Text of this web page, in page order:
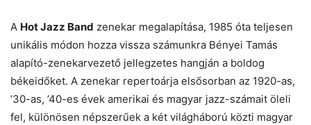
A Hot Jazz Band zenekar megalapítása, 1985 óta teljesen
unikális módon hozza vissza számunkra Bényei Tamás
alapító-zenekarvezető jellegzetes hangján a boldog
békeidőket. A zenekar repertoárja elsősorban az 1920-as,
’30-as, ’40-es évek amerikai és magyar jazz-számait öleli
fel, különösen népszerűek a két világháború közti magyar